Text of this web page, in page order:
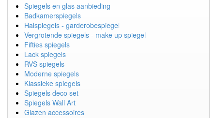
Spiegels en glas aanbieding
Badkamerspiegels
Halspiegels - garderobespiegel
Vergrotende spiegels - make up spiegel
Fifties spiegels
Lack spiegels
RVS spiegels
Moderne spiegels
Klassieke spiegels
Spiegels deco set
Spiegels Wall Art
Glazen accessoires